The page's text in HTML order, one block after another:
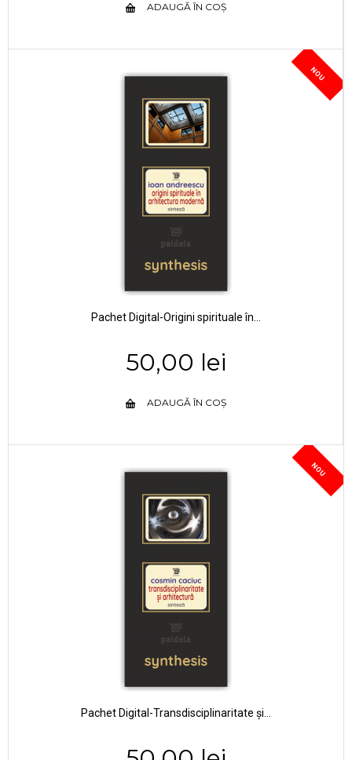
ADAUGĂ ÎN COȘ
NOU
Pachet Digital-Origini spirituale în...
50,00 lei
ADAUGĂ ÎN COȘ
NOU
Pachet Digital-Transdisciplinaritate și...